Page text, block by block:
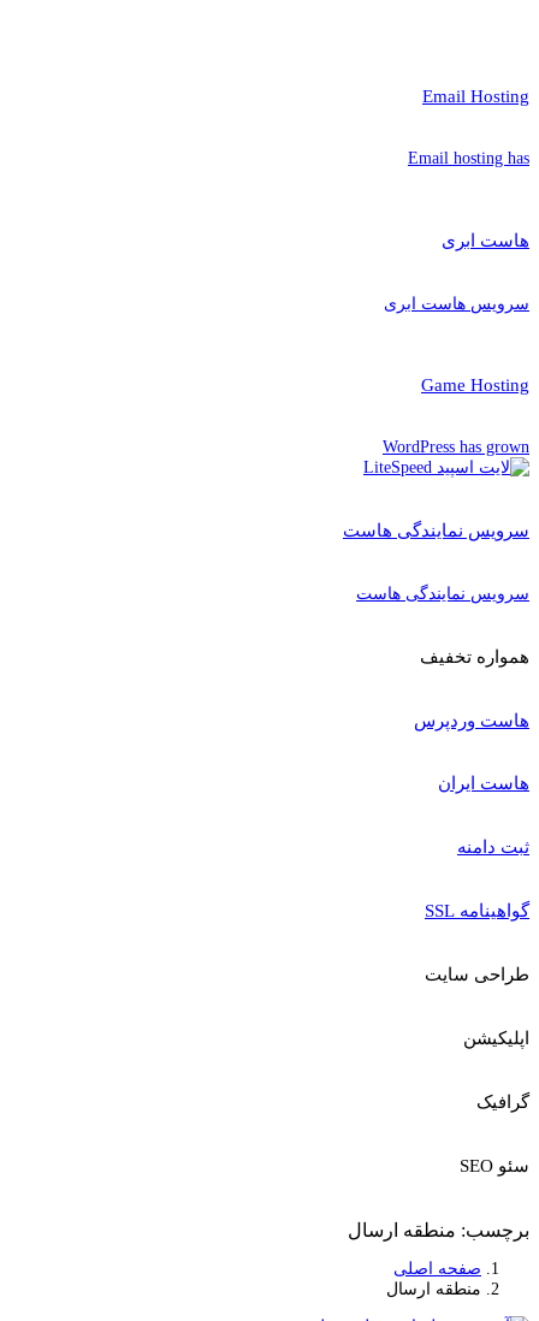
Email Hosting
Email hosting has
هاست ابری
سرویس هاست ابری
Game Hosting
WordPress has grown
سرویس نمایندگی هاست
سرویس نمایندگی هاست
همواره تخفیف
هاست وردپرس
هاست ایران
ثبت دامنه
گواهینامه SSL
طراحی سایت
اپلیکیشن
گرافیک
سئو SEO
برچسب: منطقه ارسال
صفحه اصلی
منطقه ارسال